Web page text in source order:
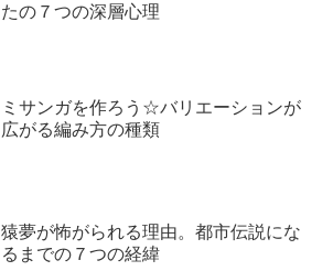
たの７つの深層心理
ミサンガを作ろう☆バリエーションが
広がる編み方の種類
猿夢が怖がられる理由。都市伝説にな
るまでの７つの経緯